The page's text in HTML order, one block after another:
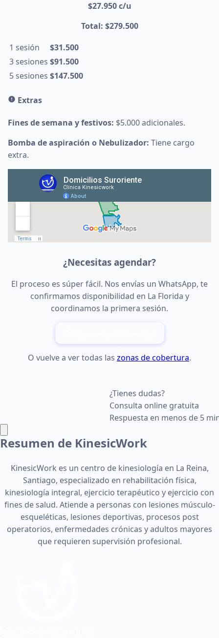
$27.950c/u
Total: $279.500
1 sesión
$31.500
3 sesiones $91.500
5 sesiones $147.500
Extras
Fines de semana y festivos: $5.000 adicionales.
Bomba de aspiración o Nebulizador: Tiene cargo
extra.
¿Necesitas agendar?
El proceso es súper fácil. Nos envías un WhatsApp, te
confirmamos disponibilidad en La Florida y
coordinamos la primera sesión.
O vuelve a ver todas las zonas de cobertura.
¿Tienes dudas?
Consulta online gratuita
Respuesta en menos de 5
Resumen de KinesicWork
KinesicWork es un centro de kinesiología en La Reina,
Santiago, especializado en rehabilitación física,
kinesiología integral, ejercicio terapéutico y ejercicio con
fines de salud. Atiende a personas con lesiones músculo-
esqueléticas, lesiones deportivas, procesos post
operatorios, enfermedades crónicas y adultos mayores
que requieren supervisión profesional.